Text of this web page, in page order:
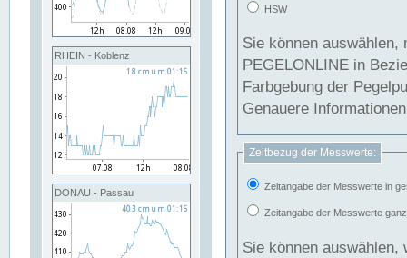
RHEIN - Koblenz
DONAU - Passau
HSW
Sie können
PEGELONLINE in Beziehung
Farbgebung der
Genauere
Zeitbezug der Messwerte:
Zeitangabe der Messwerte in
Zeitangabe der Messwerte
Sie können auswählen,